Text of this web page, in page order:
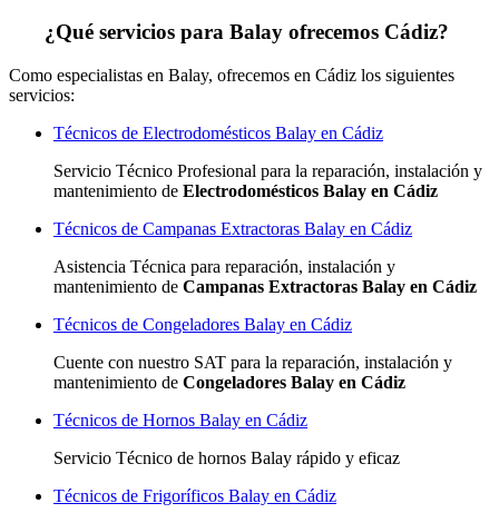
¿Qué servicios para Balay ofrecemos Cádiz?
Como especialistas en Balay, ofrecemos en Cádiz los siguientes
servicios:
Técnicos de Electrodomésticos Balay en Cádiz
Servicio Técnico Profesional para la reparación, instalación y
mantenimiento de Electrodomésticos Balay en Cádiz
Técnicos de Campanas Extractoras Balay en Cádiz
Asistencia Técnica para reparación, instalación y
mantenimiento de Campanas Extractoras Balay en Cádiz
Técnicos de Congeladores Balay en Cádiz
Cuente con nuestro SAT para la reparación, instalación y
mantenimiento de Congeladores Balay en Cádiz
Técnicos de Hornos Balay en Cádiz
Servicio Técnico de hornos Balay rápido y eficaz
Técnicos de Frigoríficos Balay en Cádiz